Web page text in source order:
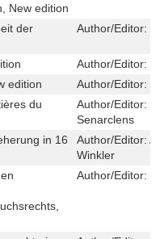
New edition
der
Author/Editor:
Author/Editor:
edition
Author/Editor:
du
Author/Editor:
Senarclens
in 16
Author/Editor:
Winkler
Author/Editor: